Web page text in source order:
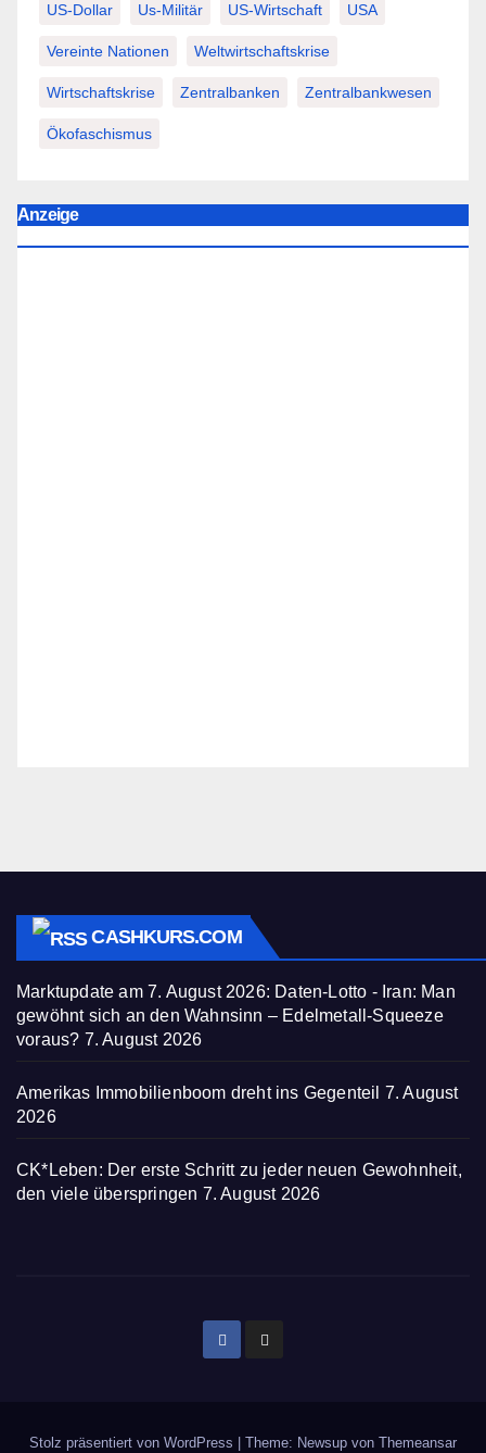
US-Dollar Us-Militär US-Wirtschaft USA
Vereinte Nationen Weltwirtschaftskrise
Wirtschaftskrise Zentralbanken Zentralbankwesen
Ökofaschismus
Anzeige
CASHKURS.COM
Marktupdate am 7. August 2026: Daten-Lotto - Iran: Man
gewöhnt sich an den Wahnsinn – Edelmetall-Squeeze
voraus? 7. August 2026
Amerikas Immobilienboom dreht ins Gegenteil 7. August
2026
CK*Leben: Der erste Schritt zu jeder neuen Gewohnheit,
den viele überspringen 7. August 2026
Stolz präsentiert von WordPress Theme: Newsup von Themeansar